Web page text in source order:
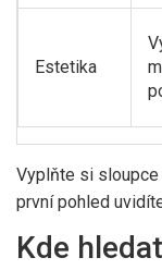
Estetika
Vyplňte si sloupce
první pohled
Kde